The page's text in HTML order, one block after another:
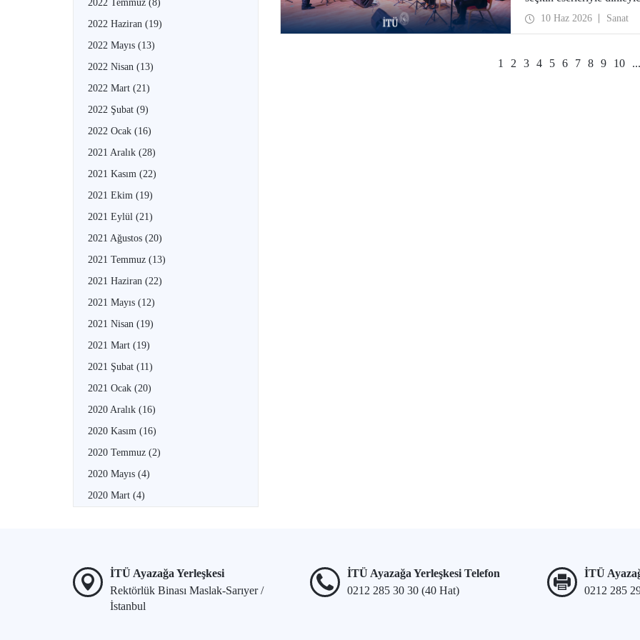
2022 Temmuz (8)
2022 Haziran (19)
2022 Mayıs (13)
2022 Nisan (13)
2022 Mart (21)
2022 Şubat (9)
2022 Ocak (16)
2021 Aralık (28)
2021 Kasım (22)
2021 Ekim (19)
2021 Eylül (21)
2021 Ağustos (20)
2021 Temmuz (13)
2021 Haziran (22)
2021 Mayıs (12)
2021 Nisan (19)
2021 Mart (19)
2021 Şubat (11)
2021 Ocak (20)
2020 Aralık (16)
2020 Kasım (16)
2020 Temmuz (2)
2020 Mayıs (4)
2020 Mart (4)
10 Haz 2026 Sanat
1 2 3 4 5 6 7 8 9 10 ...
İTÜ Ayazağa Yerleşkesi
Rektörlük Binası Maslak-Sarıyer /
İstanbul
İTÜ Ayazağa Yerleşkesi Telefon
0212 285 30 30 (40 Hat)
İTÜ
0212 285